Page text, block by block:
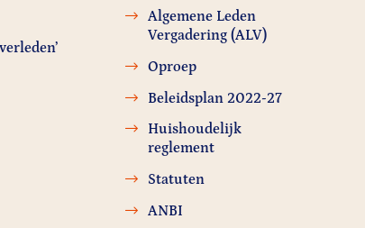
Algemene Leden
Vergadering (ALV)
Oproep
Beleidsplan 2022-27
Huishoudelijk
reglement
Statuten
ANBI